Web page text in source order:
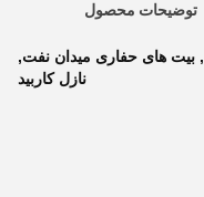
توضیحات محصول
, بیت های حفاری میدان نفت,
نازل کاربید